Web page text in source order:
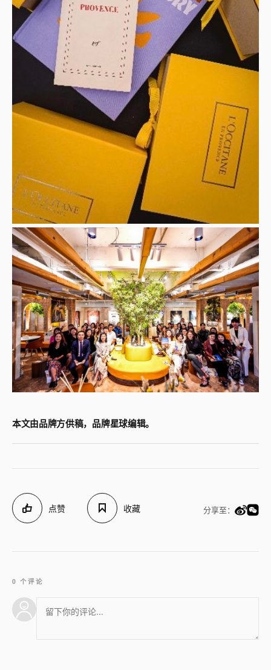
本文由品牌方供稿，品牌星球编辑。
点赞 收藏 分享至：
0 个评论